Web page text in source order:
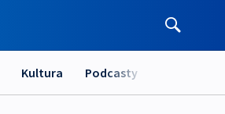
Kultura Podcasty